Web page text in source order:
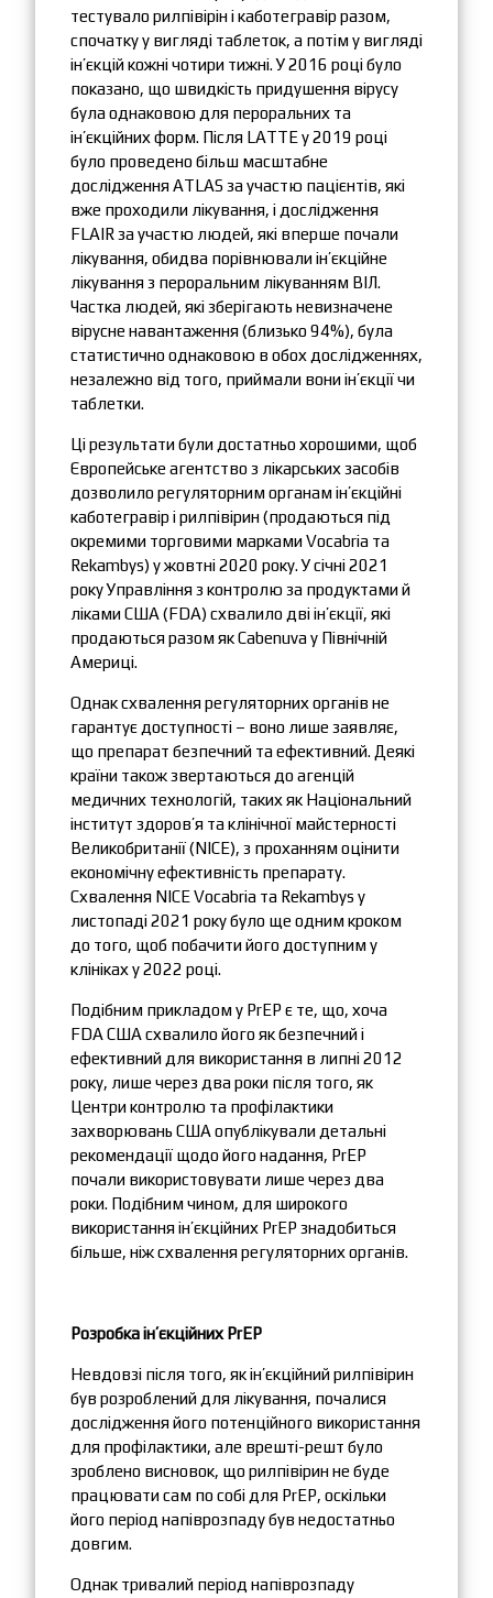
тестувало рилпівірін і каботегравір разом,
спочатку у вигляді таблеток, а потім у вигляді
ін’єкцій кожні чотири тижні. У 2016 році було
показано, що швидкість придушення вірусу
була однаковою для пероральних та
ін’єкційних форм. Після LATTE у 2019 році
було проведено більш масштабне
дослідження ATLAS за участю пацієнтів, які
вже проходили лікування, і дослідження
FLAIR за участю людей, які вперше почали
лікування, обидва порівнювали ін’єкційне
лікування з пероральним лікуванням ВІЛ.
Частка людей, які зберігають невизначене
вірусне навантаження (близько 94%), була
статистично однаковою в обох дослідженнях,
незалежно від того, приймали вони ін’єкції чи
таблетки.
Ці результати були достатньо хорошими, щоб
Європейське агентство з лікарських засобів
дозволило регуляторним органам ін’єкційні
каботегравір і рилпівірин (продаються під
окремими торговими марками Vocabria та
Rekambys) у жовтні 2020 року. У січні 2021
року Управління з контролю за продуктами й
ліками США (FDA) схвалило дві ін’єкції, які
продаються разом як Cabenuva у Північній
Америці.
Однак схвалення регуляторних органів не
гарантує доступності – воно лише заявляє,
що препарат безпечний та ефективний. Деякі
країни також звертаються до агенцій
медичних технологій, таких як Національний
інститут здоров’я та клінічної майстерності
Великобританії (NICE), з проханням оцінити
економічну ефективність препарату.
Схвалення NICE Vocabria та Rekambys у
листопаді 2021 року було ще одним кроком
до того, щоб побачити його доступним у
клініках у 2022 році.
Подібним прикладом у PrEP є те, що, хоча
FDA США схвалило його як безпечний і
ефективний для використання в липні 2012
року, лише через два роки після того, як
Центри контролю та профілактики
захворювань США опублікували детальні
рекомендації щодо його надання, PrEP
почали використовувати лише через два
роки. Подібним чином, для широкого
використання ін’єкційних PrEP знадобиться
більше, ніж схвалення регуляторних органів.
Розробка ін’єкційних PrEP
Невдовзі після того, як ін’єкційний рилпівірин
був розроблений для лікування, почалися
дослідження його потенційного використання
для профілактики, але врешті-решт було
зроблено висновок, що рилпівірин не буде
працювати сам по собі для PrEP, оскільки
його період напіврозпаду був недостатньо
довгим.
Однак тривалий період напіврозпаду